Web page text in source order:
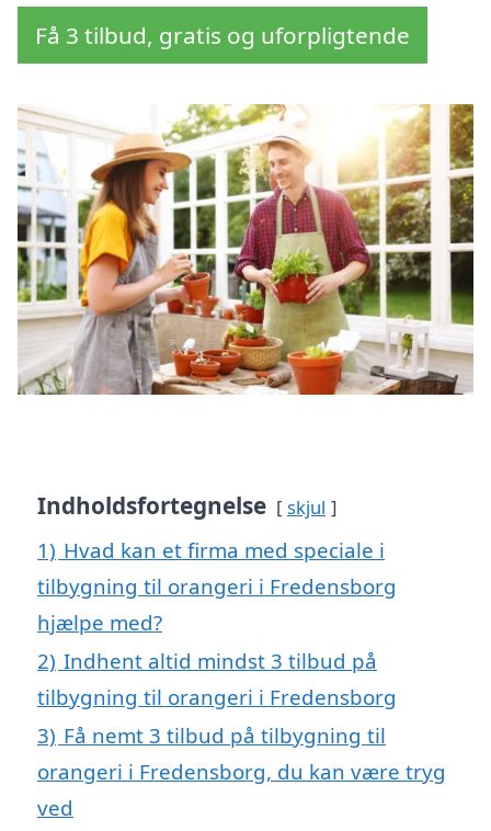
Få 3 tilbud, gratis og uforpligtende
Indholdsfortegnelse skjul
1) Hvad kan et firma med speciale i
tilbygning til orangeri i Fredensborg
hjælpe med?
2) Indhent altid mindst 3 tilbud på
tilbygning til orangeri i Fredensborg
3) Få nemt 3 tilbud på tilbygning til
orangeri i Fredensborg, du kan være tryg
ved